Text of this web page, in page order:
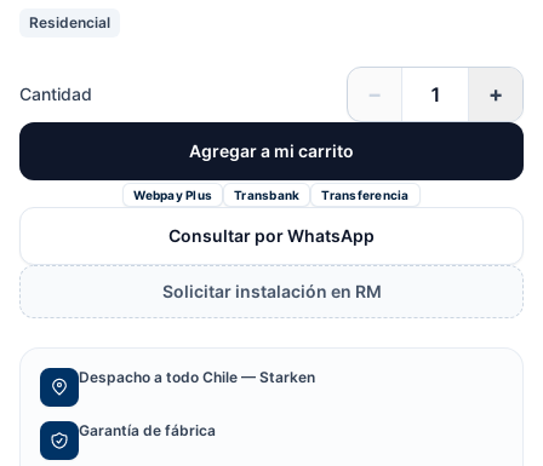
Residencial
Cantidad − +
Agregar a mi carrito
Webpay Plus Transbank Transferencia
Consultar por WhatsApp
Solicitar instalación en RM
Despacho a todo Chile — Starken
Garantía de fábrica